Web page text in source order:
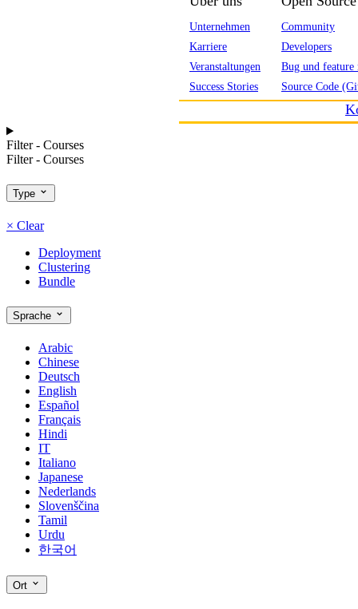
Unternehmen
Karriere
Veranstaltungen
Success Stories
Community
Developers
Bug und feature
Source Code
Filter - Courses
Filter - Courses
Type
× Clear
Deployment
Clustering
Bundle
Sprache
Arabic
Chinese
Deutsch
English
Español
Français
Hindi
IT
Italiano
Japanese
Nederlands
Slovenščina
Tamil
Urdu
한국어
Ort